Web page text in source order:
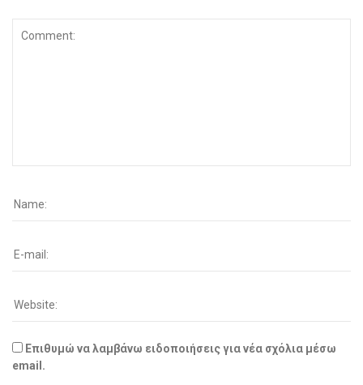
Επιθυμώ να λαμβάνω ειδοποιήσεις για νέα σχόλια μέσω
email.